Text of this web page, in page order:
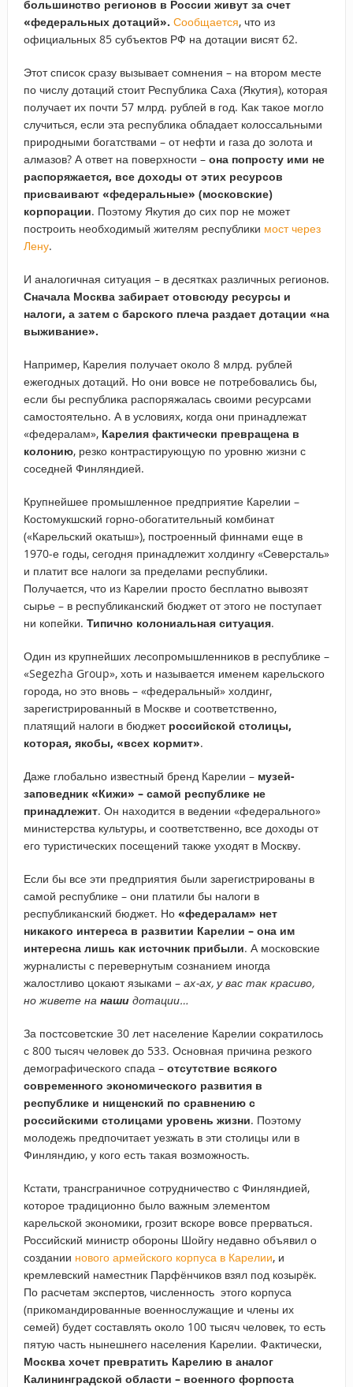
большинство регионов в России живут за счет
«федеральных дотаций». Сообщается, что из
официальных 85 субъектов РФ на дотации висят 62.
Этот список сразу вызывает сомнения – на втором месте
по числу дотаций стоит Республика Саха (Якутия), которая
получает их почти 57 млрд. рублей в год. Как такое могло
случиться, если эта республика обладает колоссальными
природными богатствами – от нефти и газа до золота и
алмазов? А ответ на поверхности – она попросту ими не
распоряжается, все доходы от этих ресурсов
присваивают «федеральные» (московские)
корпорации. Поэтому Якутия до сих пор не может
построить необходимый жителям республики мост через
Лену.
И аналогичная ситуация – в десятках различных регионов.
Сначала Москва забирает отовсюду ресурсы и
налоги, а затем с барского плеча раздает дотации «на
выживание».
Например, Карелия получает около 8 млрд. рублей
ежегодных дотаций. Но они вовсе не потребовались бы,
если бы республика распоряжалась своими ресурсами
самостоятельно. А в условиях, когда они принадлежат
«федералам», Карелия фактически превращена в
колонию, резко контрастирующую по уровню жизни с
соседней Финляндией.
Крупнейшее промышленное предприятие Карелии –
Костомукшский горно-обогатительный комбинат
(«Карельский окатыш»), построенный финнами еще в
1970-е годы, сегодня принадлежит холдингу «Северсталь»
и платит все налоги за пределами республики.
Получается, что из Карелии просто бесплатно вывозят
сырье – в республиканский бюджет от этого не поступает
ни копейки. Типично колониальная ситуация.
Один из крупнейших лесопромышленников в республике –
«Segezha Group», хоть и называется именем карельского
города, но это вновь – «федеральный» холдинг,
зарегистрированный в Москве и соответственно,
платящий налоги в бюджет российской столицы,
которая, якобы, «всех кормит».
Даже глобально известный бренд Карелии – музей-
заповедник «Кижи» – самой республике не
принадлежит. Он находится в ведении «федерального»
министерства культуры, и соответственно, все доходы от
его туристических посещений также уходят в Москву.
Если бы все эти предприятия были зарегистрированы в
самой республике – они платили бы налоги в
республиканский бюджет. Но «федералам» нет
никакого интереса в развитии Карелии – она им
интересна лишь как источник прибыли. А московские
журналисты с перевернутым сознанием иногда
жалостливо цокают языками – ах-ах, у вас так красиво,
но живете на нашидотации…
За постсоветские 30 лет население Карелии сократилось
с 800 тысяч человек до 533. Основная причина резкого
демографического спада – отсутствие всякого
современного экономического развития в
республике и нищенский по сравнению с
российскими столицами уровень жизни. Поэтому
молодежь предпочитает уезжать в эти столицы или в
Финляндию, у кого есть такая возможность.
Кстати, трансграничное сотрудничество с Финляндией,
которое традиционно было важным элементом
карельской экономики, грозит вскоре вовсе прерваться.
Российский министр обороны Шойгу недавно объявил о
создании нового армейского корпуса в Карелии, и
кремлевский наместник Парфёнчиков взял под козырёк.
По расчетам экспертов, численность этого корпуса
(прикомандированные военнослужащие и члены их
семей) будет составлять около 100 тысяч человек, то есть
пятую часть нынешнего населения Карелии. Фактически,
Москва хочет превратить Карелию в аналог
Калининградской области – военного форпоста